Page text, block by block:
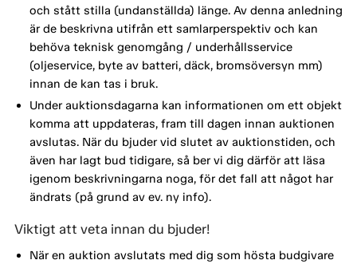
och stått stilla (undanställda) länge. Av denna anledning
är de beskrivna utifrån ett samlarperspektiv och kan
behöva teknisk genomgång / underhållsservice
(oljeservice, byte av batteri, däck, bromsöversyn mm)
innan de kan tas i bruk.
Under auktionsdagarna kan informationen om ett objekt
komma att uppdateras, fram till dagen innan auktionen
avslutas. När du bjuder vid slutet av auktionstiden, och
även har lagt bud tidigare, så ber vi dig därför att läsa
igenom beskrivningarna noga, för det fall att något har
ändrats (på grund av ev. ny info).
Viktigt att veta innan du bjuder!
När en auktion avslutats med dig som hösta budgivare